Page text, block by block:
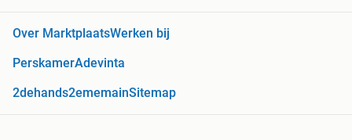
Over MarktplaatsWerken bij
PerskamerAdevinta
2dehands2ememainSitemap